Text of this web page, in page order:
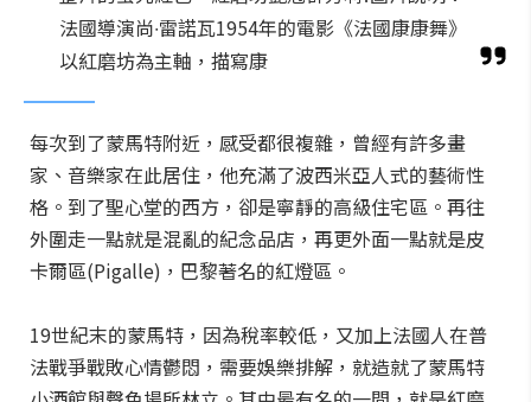
法國導演尚∙雷諾瓦1954年的電影《法國康康舞》
以紅磨坊為主軸，描寫康
每次到了蒙馬特附近，感受都很複雜，曾經有許多畫
家、音樂家在此居住，他充滿了波西米亞人式的藝術性
格。到了聖心堂的西方，卻是寧靜的高級住宅區。再往
外圍走一點就是混亂的紀念品店，再更外面一點就是皮
卡爾區(Pigalle)，巴黎著名的紅燈區。
19世紀末的蒙馬特，因為稅率較低，又加上法國人在普
法戰爭戰敗心情鬱悶，需要娛樂排解，就造就了蒙馬特